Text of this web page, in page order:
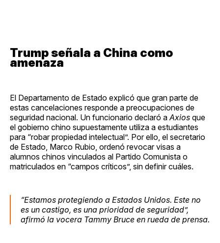
Trump señala a China como
amenaza
El Departamento de Estado explicó que gran parte de
estas cancelaciones responde a preocupaciones de
seguridad nacional. Un funcionario declaró aAxios que
el gobierno chino supuestamente utiliza a estudiantes
para “robar propiedad intelectual”. Por ello, el secretario
de Estado, Marco Rubio, ordenó revocar visas a
alumnos chinos vinculados al Partido Comunista o
matriculados en “campos críticos”, sin definir cuáles.
“Estamos protegiendo a Estados Unidos. Este no
es un castigo, es una prioridad de seguridad”,
afirmó la vocera Tammy Bruce en rueda de prensa.